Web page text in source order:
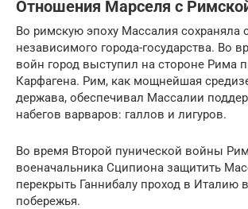
Отношения Марселя с
Во римскую эпоху Массалия сохраняла
независимого города-государства. Во
войн город выступил на стороне Рима
Карфагена. Рим, как мощнейшая
держава, обеспечивал Массалии
набегов варваров: галлов и лигуров.
Во время Второй пунической войны
военачальника Сципиона защитить
перекрыть Ганнибалу проход в Италию
побережья.